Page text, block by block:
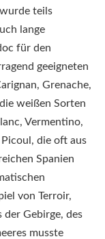
teils
lange
für den
geeigneten
Grenache,
weißen Sorten
Vermentino,
die oft aus
Spanien
von Terroir,
der Gebirge, des
musste